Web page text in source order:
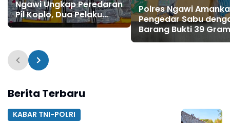
Ngawi Ungkap Peredaran
Pil Koplo, Dua Pelaku
Diamankan
Polres Ngawi
Pengedar Sabu
Barang Bukti 39 Gram
Berita Terbaru
KABAR TNI-POLRI